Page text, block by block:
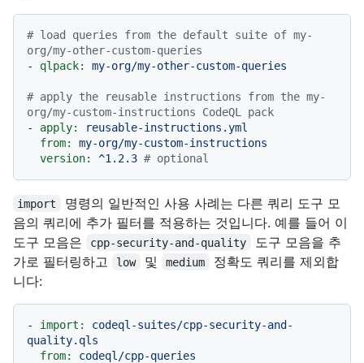
# load queries from the default suite of my-
org/my-other-custom-queries
-
qlpack: my-org/my-other-custom-queries
# apply the reusable instructions from the my-
org/my-custom-instructions CodeQL pack
-
apply:
reusable-instructions.yml
from:
my-org/my-custom-instructions
version:
^1.2.3 # optional
import
명령의 일반적인 사용 사례는 다른 쿼리 도구 모
음의 쿼리에 추가 필터를 적용하는 것입니다. 예를 들어 이
도구 모음은
cpp-security-and-quality
도구 모음을 추
가로 필터링하고
low 및 medium
정확도 쿼리를 제외합
니다:
- import:
codeql-suites/cpp-security-and-
quality.qls
from:
codeql/cpp-queries